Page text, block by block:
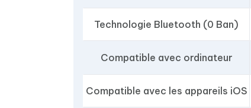
Technologie Bluetooth (0 Ban)
Compatible avec ordinateur
Compatible avec les appareils iOS